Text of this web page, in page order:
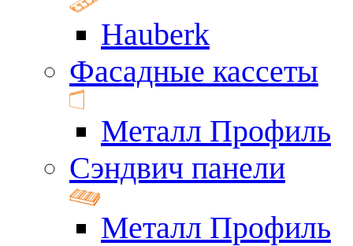
Hauberk
Фасадные кассеты
Металл Профиль
Сэндвич панели
Металл Профиль